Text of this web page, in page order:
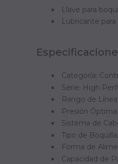
Llave para
Lubricante
Categoría:
Serie: High
Rango de
Presión Óptima
Sistema de
Tipo de
Forma de
Capacidad de